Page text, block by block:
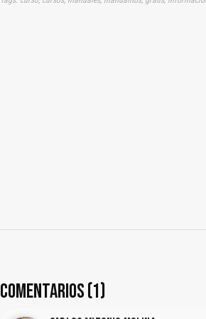
COMENTARIOS (1)